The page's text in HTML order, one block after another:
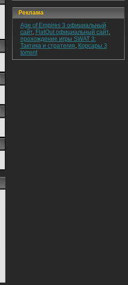
Реклама
Age of Empires 3 официальный
сайт, FlatOut официальный сайт,
прохождение игры SWAT 3:
Тактика и стратегия, Корсары 3
torrent